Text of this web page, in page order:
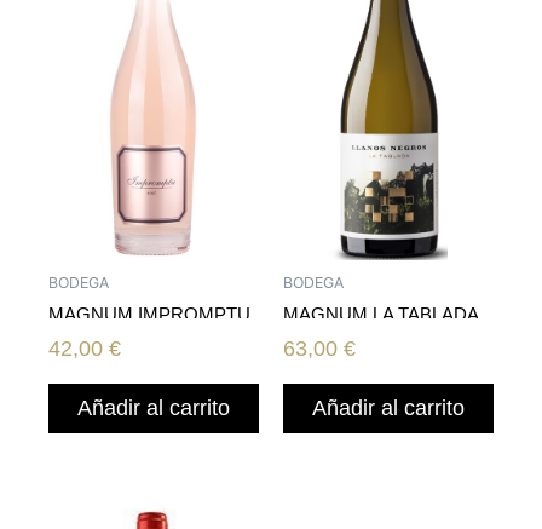
BODEGA
MAGNUM IMPROMPTU
ROSE
42,00 €
Añadir al carrito
BODEGA
MAGNUM LA TABLADA
63,00 €
Añadir al carrito